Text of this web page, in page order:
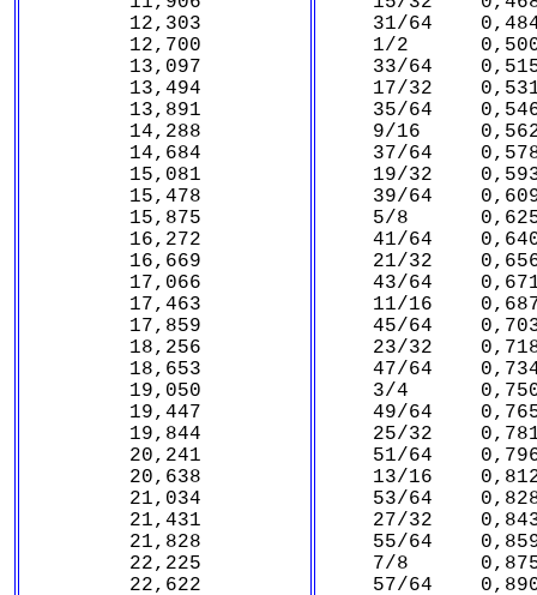
12,303
12,700
13,097
13,494
13,891
14,288
14,684
15,081
15,478
15,875
16,272
16,669
17,066
17,463
17,859
18,256
18,653
19,050
19,447
19,844
20,241
20,638
21,034
21,431
21,828
22,225
22,622
31/64
1/2
33/64
17/32
35/64
9/16
37/64
19/32
39/64
5/8
41/64
21/32
43/64
11/16
45/64
23/32
47/64
3/4
49/64
25/32
51/64
13/16
53/64
27/32
55/64
7/8
57/64